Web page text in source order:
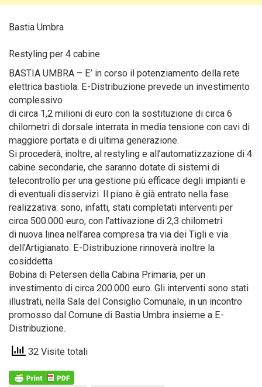
Bastia Umbra
Restyling per 4 cabine
BASTIA UMBRA – E’ in corso il potenziamento della rete
elettrica bastiola: E-Distribuzione prevede un investimento
complessivo
di circa 1,2 milioni di euro con la sostituzione di circa 6
chilometri di dorsale interrata in media tensione con cavi di
maggiore portata e di ultima generazione.
Si procederà, inoltre, al restyling e all’automatizzazione di 4
cabine secondarie, che saranno dotate di sistemi di
telecontrollo per una gestione più efficace degli impianti e
di eventuali disservizi. Il piano è già entrato nella fase
realizzativa: sono, infatti, stati completati interventi per
circa 500.000 euro, con l’attivazione di 2,3 chilometri
di nuova linea nell’area compresa tra via dei Tigli e via
dell’Artigianato. E-Distribuzione rinnoverà inoltre la
cosiddetta
Bobina di Petersen della Cabina Primaria, per un
investimento di circa 200.000 euro. Gli interventi sono stati
illustrati, nella Sala del Consiglio Comunale, in un incontro
promosso dal Comune di Bastia Umbra insieme a E-
Distribuzione.
32 Visite totali